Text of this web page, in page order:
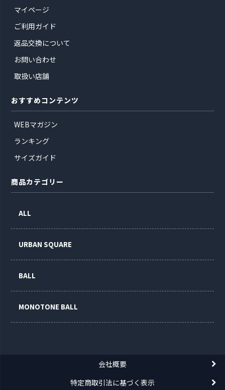
マイページ
ご利用ガイド
返品交換について
お問い合わせ
取扱い店舗
おすすめコンテンツ
WEBマガジン
ランキング
サイズガイド
商品カテゴリー
ALL
URBAN SQUARE
BALL
MONOTONE BALL
会社概要
特定商取引法に基づく表示